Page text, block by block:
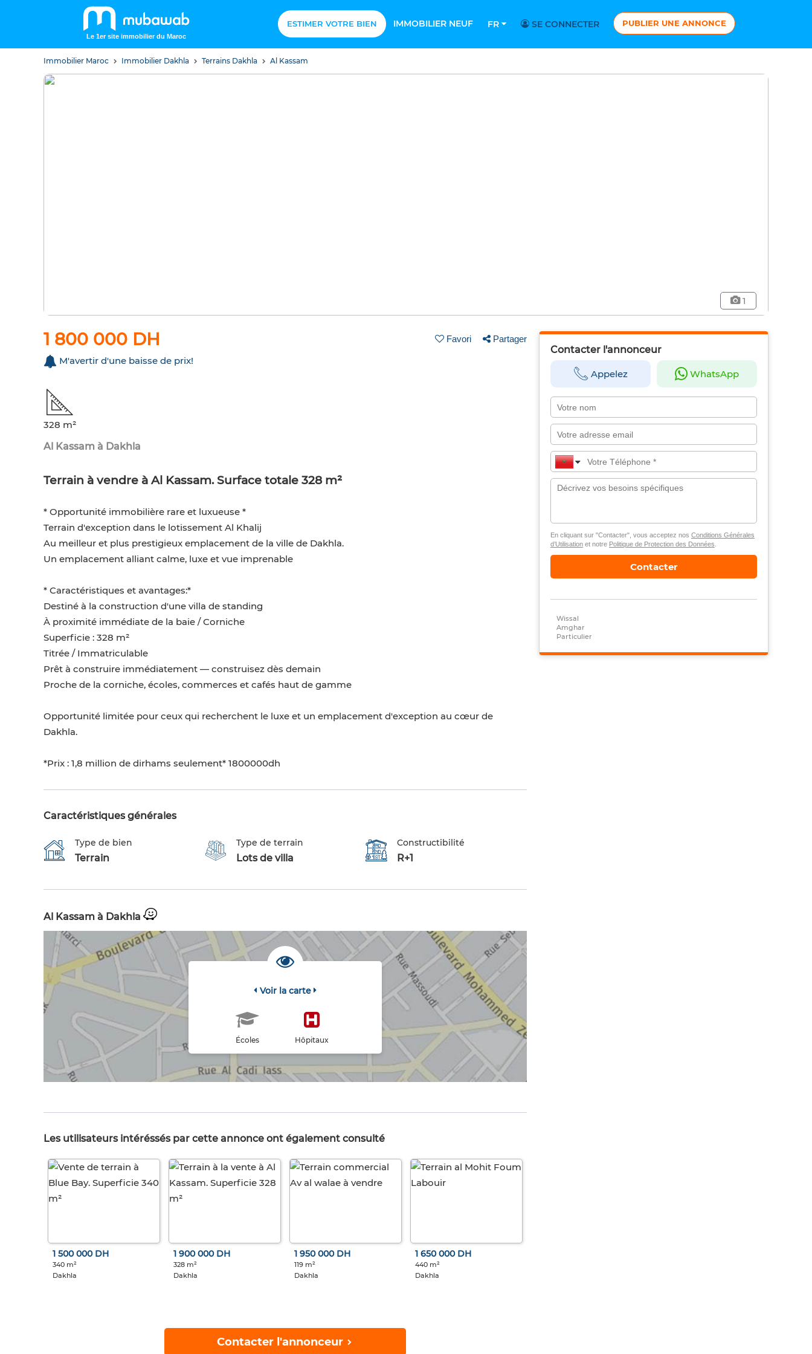
Le 1er site immobilier du Maroc
ESTIMER VOTRE BIEN IMMOBILIER NEUF FR SE CONNECTER PUBLIER UNE ANNONCE
Immobilier Maroc Immobilier Dakhla Terrains Dakhla Al Kassam
1
1 800 000 DH Favori Partager
M'avertir d'une baisse de prix!
328 m²
Al Kassam à Dakhla
Terrain à vendre à Al Kassam. Surface totale 328 m²
* Opportunité immobilière rare et luxueuse *
Terrain d'exception dans le lotissement Al Khalij
Au meilleur et plus prestigieux emplacement de la ville de Dakhla.
Un emplacement alliant calme, luxe et vue imprenable
* Caractéristiques et avantages:*
Destiné à la construction d'une villa de standing
À proximité immédiate de la baie / Corniche
Superficie : 328 m²
Titrée / Immatriculable
Prêt à construire immédiatement — construisez dès demain
Proche de la corniche, écoles, commerces et cafés haut de gamme
Opportunité limitée pour ceux qui recherchent le luxe et un emplacement d'exception au cœur de
Dakhla.
*Prix : 1,8 million de dirhams seulement* 1800000dh
Caractéristiques générales
Type de bien
Terrain
Type de terrain
Lots de villa
Constructibilité
R+1
Al Kassam à Dakhla
Voir la carte
Écoles Hôpitaux
Les utilisateurs intéréssés par cette annonce ont également consulté
1 500 000 DH
340 m²
Dakhla
1 900 000 DH
328 m²
Dakhla
1 950 000 DH
119 m²
Dakhla
1 650 000 DH
440 m²
Dakhla
Contacter l'annonceur
Contacter l'annonceur
Appelez WhatsApp
En cliquant sur "Contacter", vous acceptez nos Conditions Générales
d’Utilisationet notre Politique de Protection des Données
Contacter
Wissal
Amghar
Particulier